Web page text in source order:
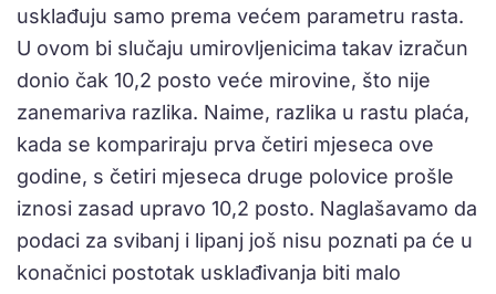
usklađuju samo prema većem parametru rasta.
U ovom bi slučaju umirovljenicima takav izračun
donio čak 10,2 posto veće mirovine, što nije
zanemariva razlika. Naime, razlika u rastu plaća,
kada se kompariraju prva četiri mjeseca ove
godine, s četiri mjeseca druge polovice prošle
iznosi zasad upravo 10,2 posto. Naglašavamo da
podaci za svibanj i lipanj još nisu poznati pa će u
konačnici postotak usklađivanja biti malo